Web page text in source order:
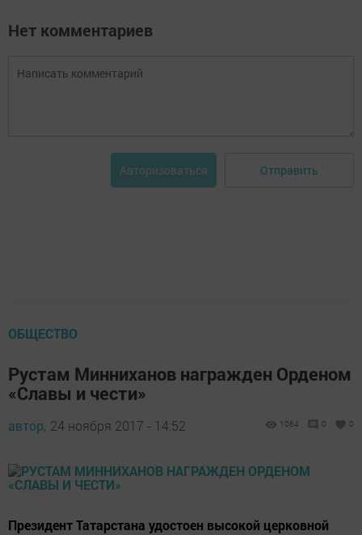
Нет комментариев
Авторизоваться Отправить
ОБЩЕСТВО
Рустам Минниханов награжден Орденом
«Славы и чести»
автор, 24 ноября 2017 - 14:52 1064 0 0
Президент Татарстана удостоен высокой церковной